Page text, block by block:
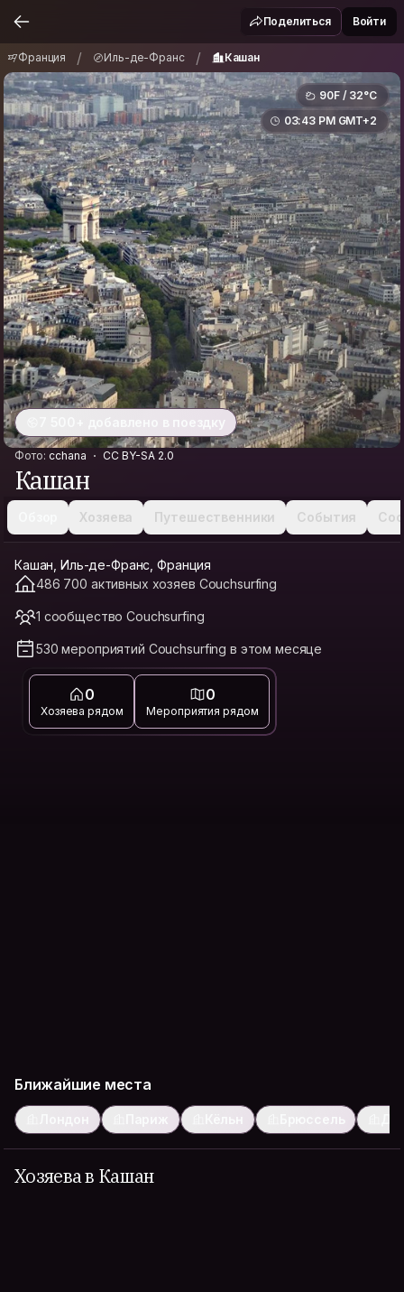
/ Кашан
Поделиться Войти
Франция / Иль-де-Франс / Кашан
90F / 32°C
03:43 PM GMT+2
7 500+ добавлено в поездку
Фото: cchana CC BY-SA 2.0
Кашан
Хозяева Путешественники События
Кашан, Иль-де-Франс, Франция
486 700 активных хозяев Couchsurfing
1 сообщество Couchsurfing
530 мероприятий Couchsurfing в этом месяце
0
Хозяева рядом
0
Мероприятия рядом
Ближайшие места
Лондон Париж Кёльн Брюссель
Хозяева в Кашан